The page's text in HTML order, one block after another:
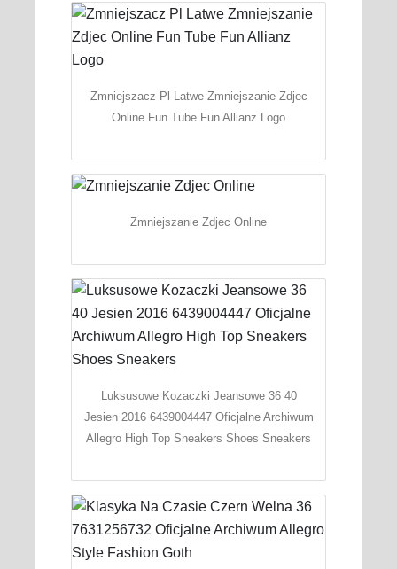
Zmniejszacz Pl Latwe Zmniejszanie Zdjec
Online Fun Tube Fun Allianz Logo
Zmniejszanie Zdjec Online
Luksusowe Kozaczki Jeansowe 36 40
Jesien 2016 6439004447 Oficjalne Archiwum
Allegro High Top Sneakers Shoes Sneakers